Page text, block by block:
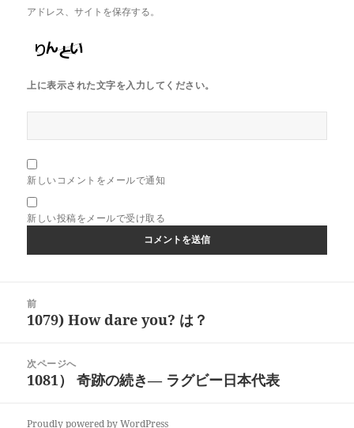
アドレス、サイトを保存する。
上に表示された文字を入力してください。
新しいコメントをメールで通知
新しい投稿をメールで受け取る
前
前
投
稿:
1079) How dare you? は？
次ページへ
次
投
1081） 奇跡の続き— ラグビー日本代表
Proudly powered by WordPress